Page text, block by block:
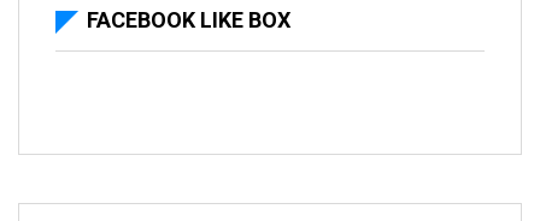
FACEBOOK LIKE BOX